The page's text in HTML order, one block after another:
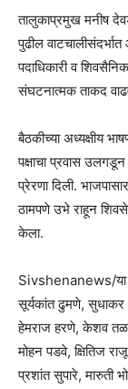
तालुकाप्रमुख मनीष
पुढील
पदाधिकारी व
संघटनात्मक ताकद
बैठकीच्या अध्यक्षीय
पक्षाचा प्रवास उलगडून
प्रेरणा दिली.
ठामपणे उभे राहून
केला.
Sivshenanews/या
सूर्यकांत ढुमणे,
हेमराज हरणे, केशव
मोहन पडवे, क्षितिज
प्रशांत सुपारे,